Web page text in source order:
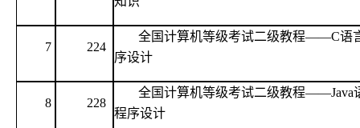
7 224
全国计算机等级考试二级教程——C语
序设计
8 228
全国计算机等级考试二级教程——Java
程序设计